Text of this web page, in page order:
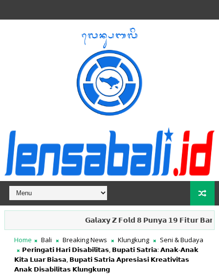
𝗚𝗮𝗹𝗮𝘅𝘆 𝗭 𝗙𝗼𝗹𝗱 𝟴 𝗣𝘂𝗻𝘆𝗮 𝟭𝟵 𝗙𝗶𝘁𝘂𝗿 𝗕𝗮𝗿𝘂, 𝗱𝗮𝗿𝗶
Home Bali Breaking News Klungkung
Seni & Budaya
𝗣𝗲𝗿𝗶𝗻𝗴𝗮𝘁𝗶 𝗛𝗮𝗿𝗶 𝗗𝗶𝘀𝗮𝗯𝗶𝗹𝗶𝘁𝗮𝘀, 𝗕𝘂𝗽𝗮𝘁𝗶 𝗦𝗮𝘁𝗿𝗶𝗮: 𝗔𝗻𝗮𝗸-𝗔𝗻𝗮𝗸
𝗞𝗶𝘁𝗮 𝗟𝘂𝗮𝗿 𝗕𝗶𝗮𝘀𝗮, 𝗕𝘂𝗽𝗮𝘁𝗶 𝗦𝗮𝘁𝗿𝗶𝗮 𝗔𝗽𝗿𝗲𝘀𝗶𝗮𝘀𝗶 𝗞𝗿𝗲𝗮𝘁𝗶𝘃𝗶𝘁𝗮𝘀
𝗔𝗻𝗮𝗸 𝗗𝗶𝘀𝗮𝗯𝗶𝗹𝗶𝘁𝗮𝘀 𝗞𝗹𝘂𝗻𝗴𝗸𝘂𝗻𝗴